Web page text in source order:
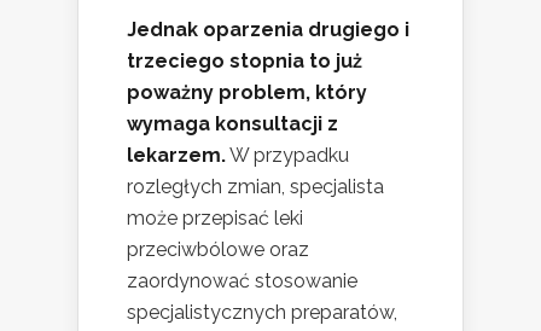
Jednak oparzenia drugiego i
trzeciego stopnia to już
poważny problem, który
wymaga konsultacji z
lekarzem.W przypadku
rozległych zmian, specjalista
może przepisać leki
przeciwbólowe oraz
zaordynować stosowanie
specjalistycznych preparatów,